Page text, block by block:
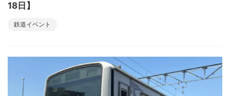
18日】
鉄道イベント